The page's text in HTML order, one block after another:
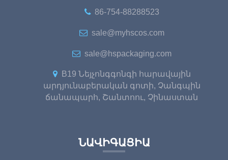
86-754-88288523
sale@myhscos.com
sale@hspackaging.com
B19 Նեյչոնգգոնգի հարավային
արդյունաբերական գոտի, Չանգպին
ճանապարհ, Շանտոու, Չինաստան
ՆԱՎԻԳԱՑԻԱ